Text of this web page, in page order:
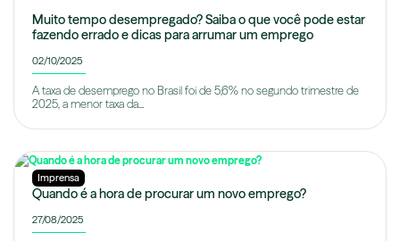
Muito tempo desempregado? Saiba o que você pode estar
fazendo errado e dicas para arrumar um emprego
02/10/2025
A taxa de desemprego no Brasil foi de 5,6% no segundo trimestre de
2025, a menor taxa da...
Imprensa
Quando é a hora de procurar um novo emprego?
27/08/2025